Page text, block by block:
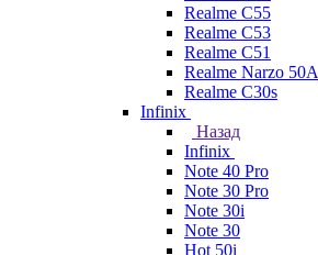
Realme C55
Realme C53
Realme C51
Realme Narzo 50A
Realme C30s
Infinix
Назад
Infinix
Note 40 Pro
Note 30 Pro
Note 30i
Note 30
Hot 50i